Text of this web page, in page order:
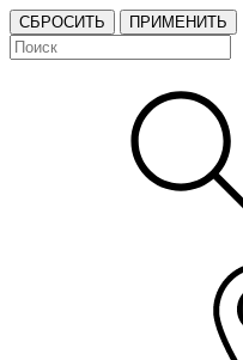
СБРОСИТЬ ПРИМЕНИТЬ